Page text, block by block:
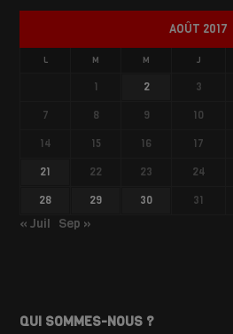
AOÛT 2017
L M M J
1 2 3
7
8 9 10
14
15 16 17
21
22 23 24
28
29 30 31
« Juil Sep »
QUI SOMMES-NOUS ?